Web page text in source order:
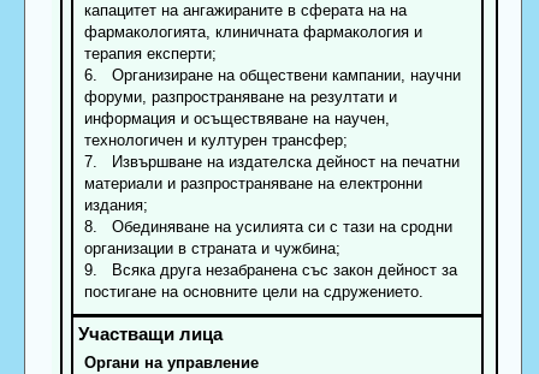
капацитет на ангажираните в сферата на на
фармакологията, клиничната фармакология и
терапия експерти;
6. Организиране на обществени кампании, научни
форуми, разпространяване на резултати и
информация и осъществяване на научен,
технологичен и културен трансфер;
7. Извършване на издателска дейност на печатни
материали и разпространяване на електронни
издания;
8. Обединяване на усилията си с тази на сродни
организации в страната и чужбина;
9. Всяка друга незабранена със закон дейност за
постигане на основните цели на сдружението.
Органи на управление